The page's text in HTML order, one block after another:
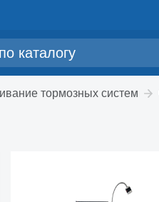
тормозных систем